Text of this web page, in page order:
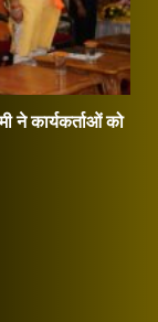
ने कार्यकर्ताओं को